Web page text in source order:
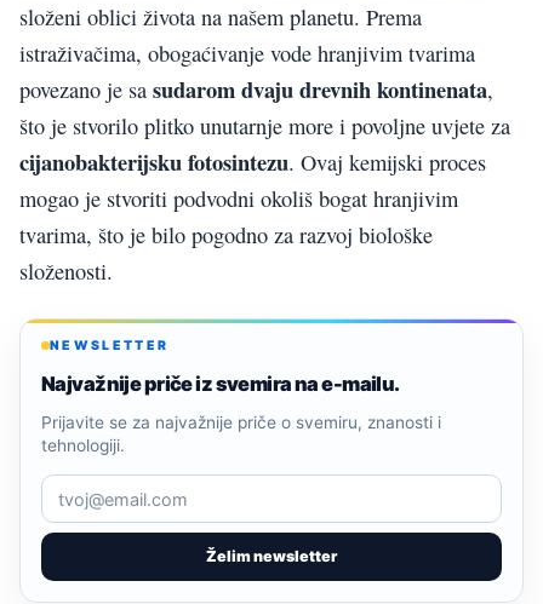
složeni oblici života na našem planetu. Prema
istraživačima, obogaćivanje vode hranjivim tvarima
povezano je sa sudarom dvaju drevnih kontinenata,
što je stvorilo plitko unutarnje more i povoljne uvjete za
cijanobakterijsku fotosintezu. Ovaj kemijski proces
mogao je stvoriti podvodni okoliš bogat hranjivim
tvarima, što je bilo pogodno za razvoj biološke
složenosti.
NEWSLETTER
Najvažnije priče iz svemira na e-mailu.
Želim newsletter
Prijavite se za najvažnije priče o svemiru, znanosti i
tehnologiji.